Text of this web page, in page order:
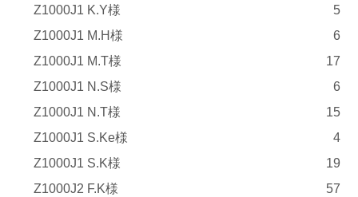
Z1000J1 K.Y様
5
Z1000J1 M.H様
6
Z1000J1 M.T様
17
Z1000J1 N.S様
6
Z1000J1 N.T様
15
Z1000J1 S.Ke様
4
Z1000J1 S.K様
19
Z1000J2 F.K様
57